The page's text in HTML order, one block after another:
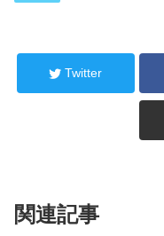
Twitter
関連記事